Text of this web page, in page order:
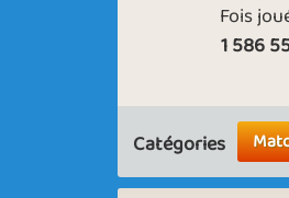
Fois
1 586
Catégories